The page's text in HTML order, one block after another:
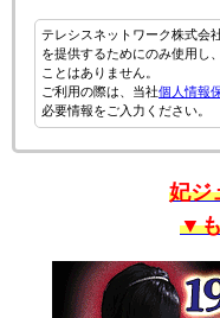
テレシスネットワーク株式会
を提供するためにのみ使用し
ことはありません。
ご利用の際は、当社個人情報
必要情報をご入力ください。
妃ジ
▼